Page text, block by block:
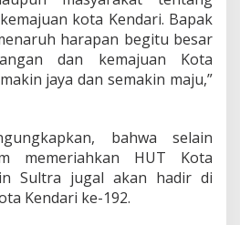
kota Kendari. Bapak
harapan begitu besar
dan kemajuan Kota
jaya dan semakin maju,”
bahwa selain
memeriahkan HUT Kota
Sultra jugal akan hadir di
Kendari ke-192.